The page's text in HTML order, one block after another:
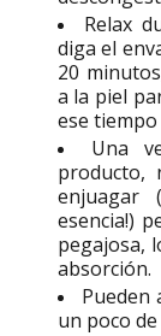
Relax
diga el
20
a la piel
ese
Una
producto,
enjuagar
esencia!)
pegajosa,
absorción.
Pueden
un poco